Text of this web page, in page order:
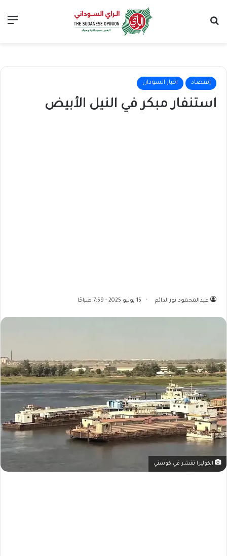
إقتصاد اخبار السودان
استنفار مبكر في النيل الأبيض
عبدالمحمود نورالدائم 15 يونيو 2025 - 7:59 صباحًا
الكوليرا تنتشر في كوستي